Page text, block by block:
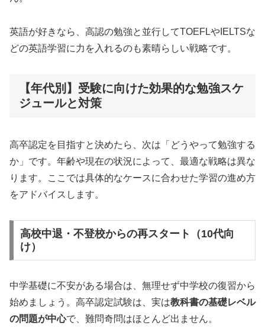
英語が好きなら、高認の勉強と並行してTOEFLやIELTSな
どの英語学習に力を入れるのも素晴らしい戦略です。
【年代別】受験に向けた効果的な勉強スケ
ジュールと対策
高卒認定を目指すと決めたら、次は「どうやって勉強する
か」です。年齢や現在の状況によって、最適な戦略は異な
ります。ここでは具体的なケースに合わせた学習の進め方
をアドバイスします。
高校中退・不登校からの再スタート（10代向
け）
中学基礎に不安がある場合は、無理せず中学校の復習から
始めましょう。高卒認定試験は、実は教科書の基礎レベル
の問題が中心で、難問奇問はほとんど出ません。